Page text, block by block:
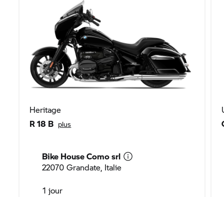
Heritage
R 18 B plus
Bike House Como srl
22070 Grandate, Italie
1 jour